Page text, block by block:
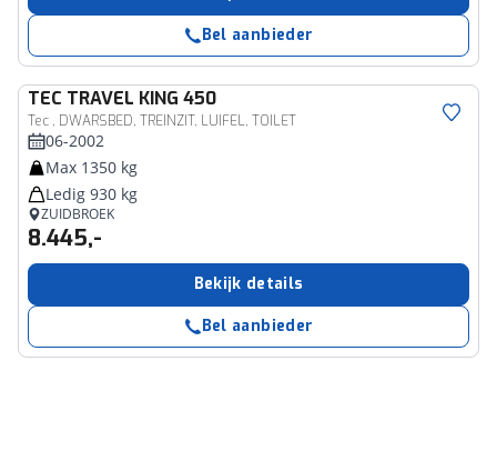
Bel aanbieder
TEC TRAVEL KING 450
Tec , DWARSBED, TREINZIT, LUIFEL, TOILET
06-2002
Max 1350 kg
Ledig 930 kg
ZUIDBROEK
8.445,-
Bekijk details
Bel aanbieder